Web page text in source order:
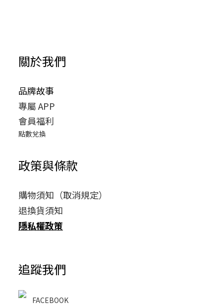
關於我們
品牌故事
專屬 APP
會員福利
點數兌換
政策與條款
購物須知（取消規定）
退換貨須知
隱私權政策
追蹤我們
FACEBOOK